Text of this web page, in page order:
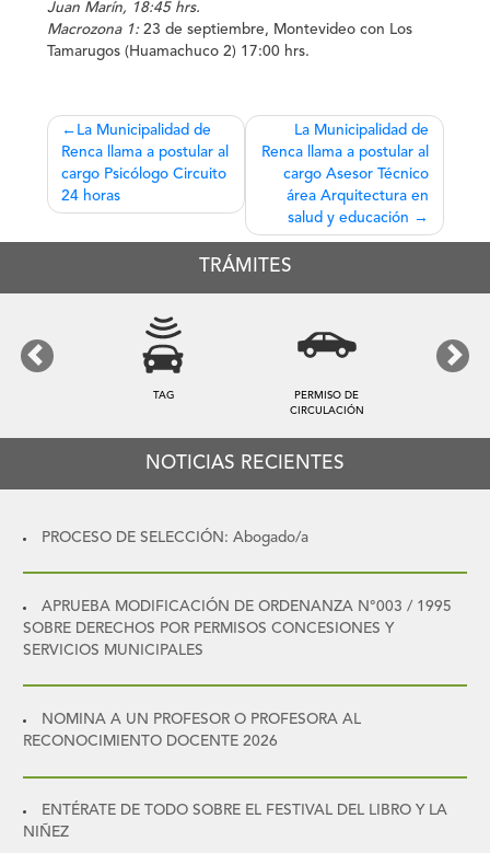
Juan Marín, 18:45 hrs.
Macrozona 1:23 de septiembre, Montevideo con Los
Tamarugos (Huamachuco 2) 17:00 hrs.
Navegación
de
entradas
La Municipalidad de
Renca llama a postular al
cargo Psicólogo Circuito
24 horas
La Municipalidad de
Renca llama a postular al
cargo Asesor Técnico
área Arquitectura en
salud y educación
TRÁMITES
TAG
PERMISO DE
CIRCULACIÓN
Previous Next
NOTICIAS RECIENTES
PROCESO DE SELECCIÓN: Abogado/a
APRUEBA MODIFICACIÓN DE ORDENANZA N°003 / 1995
SOBRE DERECHOS POR PERMISOS CONCESIONES Y
SERVICIOS MUNICIPALES
NOMINA A UN PROFESOR O PROFESORA AL
RECONOCIMIENTO DOCENTE 2026
ENTÉRATE DE TODO SOBRE EL FESTIVAL DEL LIBRO Y LA
NIÑEZ